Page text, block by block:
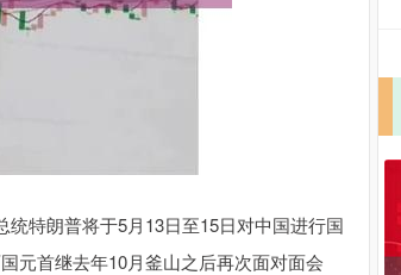
特朗普将于5月13日至15日对中国进行国
元首继去年10月釜山之后再次面对面会